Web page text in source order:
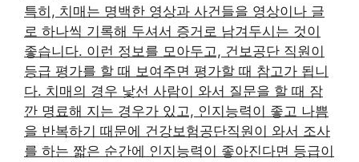
특히, 치매는 명백한 영상과 사건들을 영상이나 글
로 하나씩 기록해 두셔서 증거로 남겨두시는 것이
좋습니다. 이런 정보를 모아두고, 건보공단 직원이
등급 평가를 할 때 보여주면 평가할 때 참고가 됩니
다. 치매의 경우 낯선 사람이 와서 질문을 할 때 잠
깐 명료해 지는 경우가 있고, 인지능력이 좋고 나쁨
을 반복하기 때문에 건강보험공단직원이 와서 조사
를 하는 짧은 순간에 인지능력이 좋아진다면 등급이